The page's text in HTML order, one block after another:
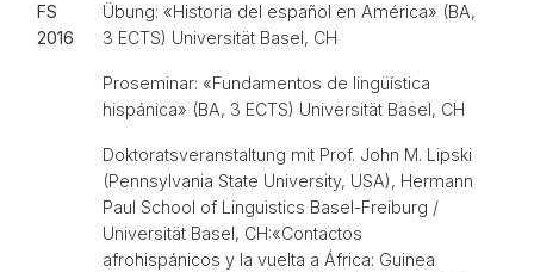
FS
2016
Übung: «Historia del español en América» (BA,
3 ECTS) Universität Basel, CH
Proseminar: «Fundamentos de lingüística
hispánica» (BA, 3 ECTS) Universität Basel, CH
Doktoratsveranstaltung mit Prof. John M. Lipski
(Pennsylvania State University, USA), Hermann
Paul School of Linguistics Basel-Freiburg /
Universität Basel, CH:«Contactos
afrohispánicos y la vuelta a África: Guinea